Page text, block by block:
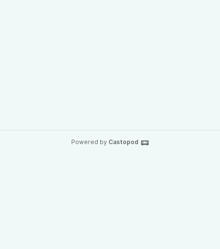
Powered by Castopod